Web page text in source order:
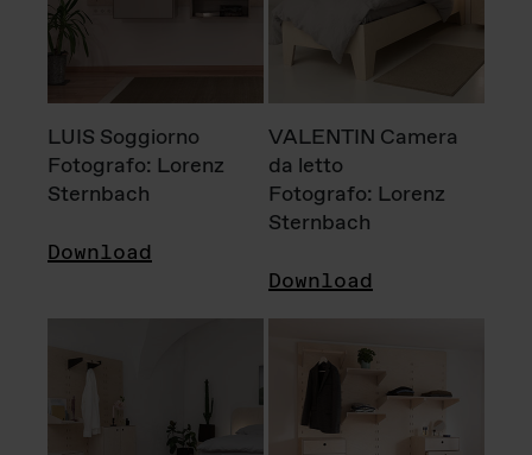
LUIS Soggiorno
Fotografo: Lorenz
Sternbach
Download
VALENTIN Camera
da letto
Fotografo: Lorenz
Sternbach
Download